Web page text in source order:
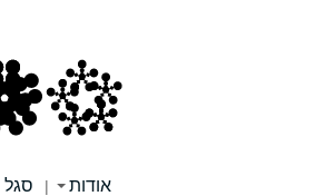
אודות | סגל